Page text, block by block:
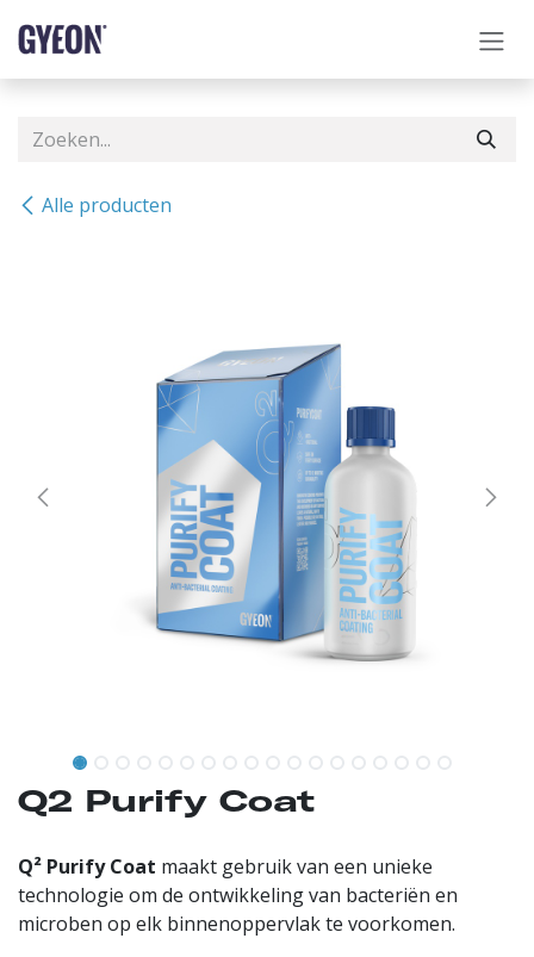
Alle producten
Q2 Purify Coat
Q² Purify Coat maakt gebruik van een unieke
technologie om de ontwikkeling van bacteriën en
microben op elk binnenoppervlak te voorkomen.